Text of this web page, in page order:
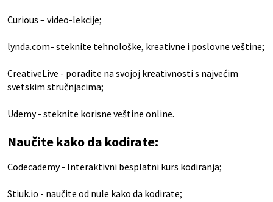
Curious – video-lekcije;
lynda.com- steknite tehnološke, kreativne i poslovne veštine;
CreativeLive - poradite na svojoj kreativnosti s najvećim
svetskim stručnjacima;
Udemy- steknite korisne veštine online.
Naučite kako da kodirate:
Codecademy- Interaktivni besplatni kurs kodiranja;
Stiuk.io - naučite od nule kako da kodirate;